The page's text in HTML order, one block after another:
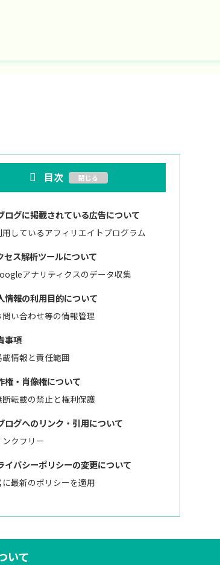
目次
ログに掲載されている広告について
用しているアフィリエイトプログラム
セス解析ツールについて
アナリティクスのデータ収集
情報の利用目的について
問い合わせ等の情報管理
事項
載情報と責任範囲
権・肖像権について
断転載の禁止と権利保護
ログへのリンク・引用について
ンクフリー
イバシーポリシーの変更について
に最新のポリシーを適用
いて